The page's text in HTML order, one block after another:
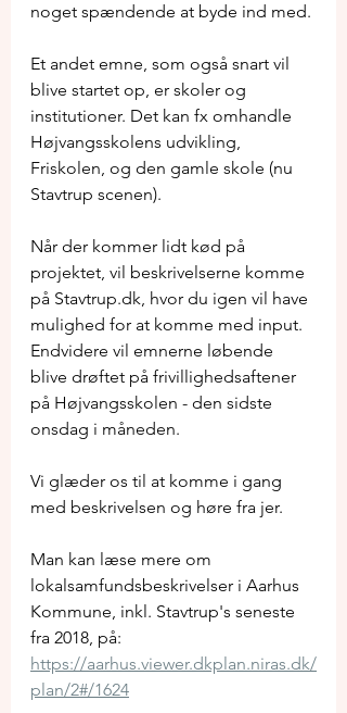
noget spændende at byde ind med.
Et andet emne, som også snart vil
blive startet op, er skoler og
institutioner. Det kan fx omhandle
Højvangsskolens udvikling,
Friskolen, og den gamle skole (nu
Stavtrup scenen).
Når der kommer lidt kød på
projektet, vil beskrivelserne komme
på Stavtrup.dk, hvor du igen vil have
mulighed for at komme med input.
Endvidere vil emnerne løbende
blive drøftet på frivillighedsaftener
på Højvangsskolen - den sidste
onsdag i måneden.
Vi glæder os til at komme i gang
med beskrivelsen og høre fra jer.
Man kan læse mere om
lokalsamfundsbeskrivelser i Aarhus
Kommune, inkl. Stavtrup's seneste
fra 2018, på:
https://aarhus.viewer.dkplan.niras.dk/
plan/2#/1624